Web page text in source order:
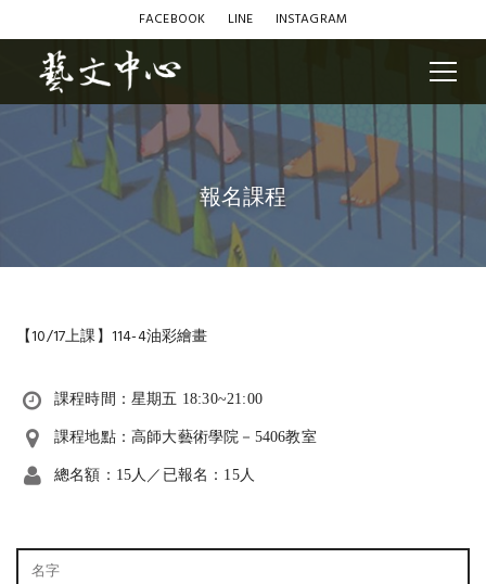
FACEBOOK LINE INSTAGRAM
報名課程
【10/17上課】114-4油彩繪畫
課程時間：星期五 18:30~21:00
課程地點：高師大藝術學院－5406教室
總名額：15人／已報名：15人